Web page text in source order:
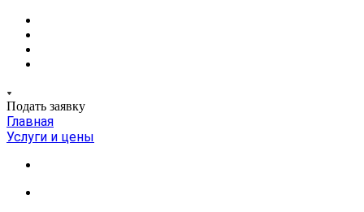
Подать заявку
Главная
Услуги и цены